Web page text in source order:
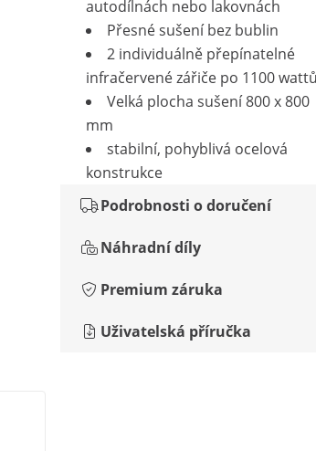
autodílnách nebo lakovnách
Přesné sušení bez bublin
2 individuálně přepínatelné
infračervené zářiče po 1100 wattů
Velká plocha sušení 800 x 800
mm
stabilní, pohyblivá ocelová
konstrukce
Podrobnosti o doručení
Náhradní díly
Premium záruka
Uživatelská příručka